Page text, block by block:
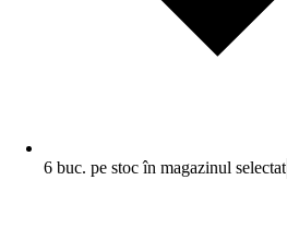
6 buc. pe stoc în magazinul selectat